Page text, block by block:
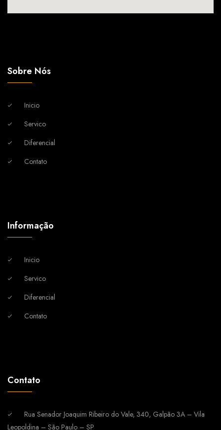
Sobre Nós
Inicio
Servico
Diferencial
Contato
Informação
Inicio
Servico
Diferencial
Contato
Contato
Rua Senador Joaquim Ribeiro do Vale, 340, Galpão 3A – Vila
Leopoldina – São Paulo – SP